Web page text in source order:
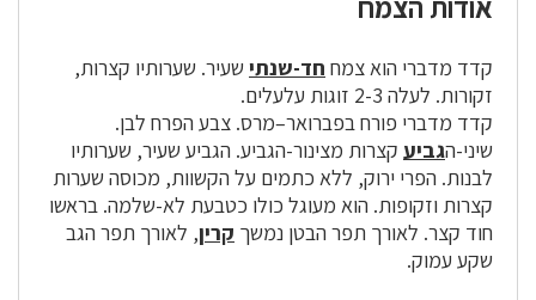
קדד מדברי הוא צמח חד-שנתי שעיר. שערותיו קצרות,
זקורות. לעלה 2-3 זוגות עלעלים.
קדד מדברי פורח בפברואר–מרס. צבע הפרח לבן.
שיני-הגביע קצרות מצינור-הגביע. הגביע שעיר, שערותיו
לבנות. הפרי ירוק, ללא כתמים על הקשוות, מכוסה שערות
קצרות וזקופות. הוא מעוגל כולו כטבעת לא-שלמה. בראשו
חוד קצר. לאורך תפר הבטן נמשך קרין, לאורך תפר הגב
שקע עמוק.